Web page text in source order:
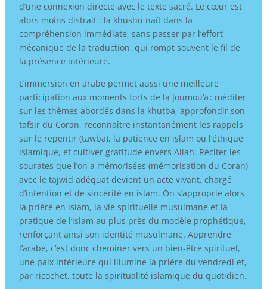
d’une connexion directe avec le texte sacré. Le cœur est
alors moins distrait : la khushu naît dans la
compréhension immédiate, sans passer par l’effort
mécanique de la traduction, qui rompt souvent le fil de
la présence intérieure.
L’immersion en arabe permet aussi une meilleure
participation aux moments forts de la Joumou’a : méditer
sur les thèmes abordés dans la khutba, approfondir son
tafsir du Coran, reconnaître instantanément les rappels
sur le repentir (tawba), la patience en islam ou l’éthique
islamique, et cultiver gratitude envers Allah. Réciter les
sourates que l’on a mémorisées (mémorisation du Coran)
avec le tajwid adéquat devient un acte vivant, chargé
d’intention et de sincérité en islam. On s’approprie alors
la prière en islam, la vie spirituelle musulmane et la
pratique de l’islam au plus près du modèle prophétique,
renforçant ainsi son identité musulmane. Apprendre
l’arabe, c’est donc cheminer vers un bien-être spirituel,
une paix intérieure qui illumine la prière du vendredi et,
par ricochet, toute la spiritualité islamique du quotidien.